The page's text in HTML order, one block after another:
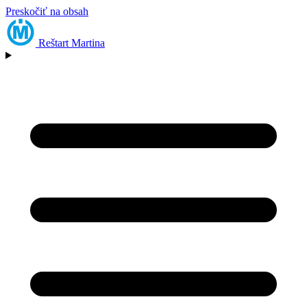
Preskočiť na obsah
Reštart Martina